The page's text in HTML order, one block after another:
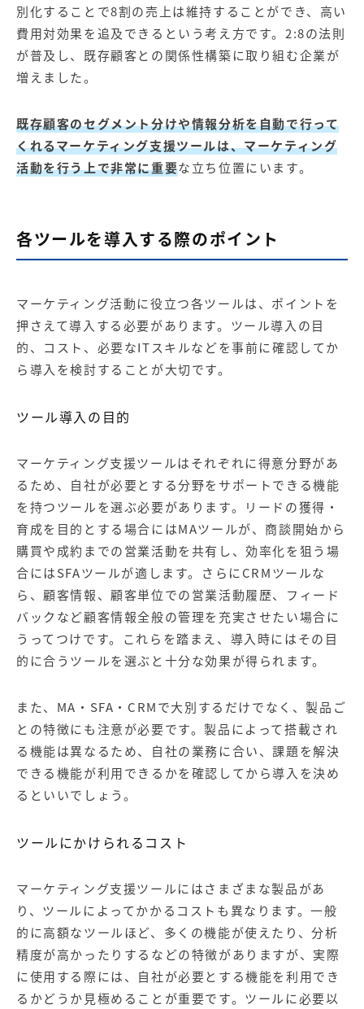
別化することで8割の売上は維持することができ、高い
費用対効果を追及できるという考え方です。2:8の法則
が普及し、既存顧客との関係性構築に取り組む企業が
増えました。
既存顧客のセグメント分けや情報分析を自動で行って
くれるマーケティング支援ツールは、マーケティング
活動を行う上で非常に重要な立ち位置にいます。
各ツールを導入する際のポイント
マーケティング活動に役立つ各ツールは、ポイントを
押さえて導入する必要があります。ツール導入の目
的、コスト、必要なITスキルなどを事前に確認してか
ら導入を検討することが大切です。
ツール導入の目的
マーケティング支援ツールはそれぞれに得意分野があ
るため、自社が必要とする分野をサポートできる機能
を持つツールを選ぶ必要があります。 リードの獲得・
育成を目的とする場合にはMAツールが、商談開始から
購買や成約までの営業活動を共有し、効率化を狙う場
合にはSFAツールが適します。さらにCRMツールな
ら、顧客情報、顧客単位での営業活動履歴、フィード
バックなど顧客情報全般の管理を充実させたい場合に
うってつけです。これらを踏まえ、導入時にはその目
的に合うツールを選ぶと十分な効果が得られます。
また、MA・SFA・CRMで大別するだけでなく、製品ご
との特徴にも注意が必要です。製品によって搭載され
る機能は異なるため、自社の業務に合い、課題を解決
できる機能が利用できるかを確認してから導入を決め
るといいでしょう。
ツールにかけられるコスト
マーケティング支援ツールにはさまざまな製品があ
り、ツールによってかかるコストも異なります。一般
的に高額なツールほど、多くの機能が使えたり、分析
精度が高かったりするなどの特徴がありますが、実際
に使用する際には、自社が必要とする機能を利用でき
るかどうか見極めることが重要です。ツールに必要以